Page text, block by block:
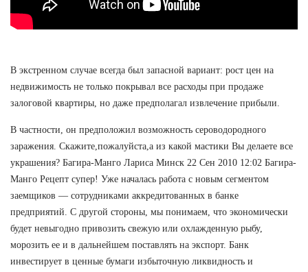
В экстренном случае всегда был запасной вариант: рост цен на
недвижимость не только покрывал все расходы при продаже
залоговой квартиры, но даже предполагал извлечение прибыли.
В частности, он предположил возможность сероводородного
заражения. Скажите,пожалуйста,а из какой мастики Вы делаете все
украшения? Багира-Манго Лариса Минск 22 Сен 2010 12:02 Багира-
Манго Рецепт супер! Уже началась работа с новым сегментом
заемщиков — сотрудниками аккредитованных в банке
предприятий. С другой стороны, мы понимаем, что экономически
будет невыгодно привозить свежую или охлажденную рыбу,
морозить ее и в дальнейшем поставлять на экспорт. Банк
инвестирует в ценные бумаги избыточную ликвидность и